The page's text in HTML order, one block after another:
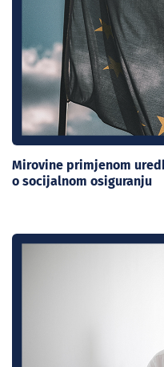
Mirovine primjenom
o socijalnom osiguranju